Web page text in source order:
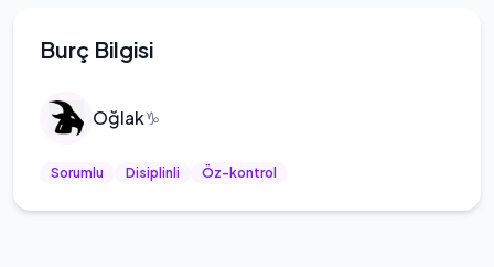
Burç Bilgisi
Oğlak♑
Sorumlu Disiplinli Öz-kontrol